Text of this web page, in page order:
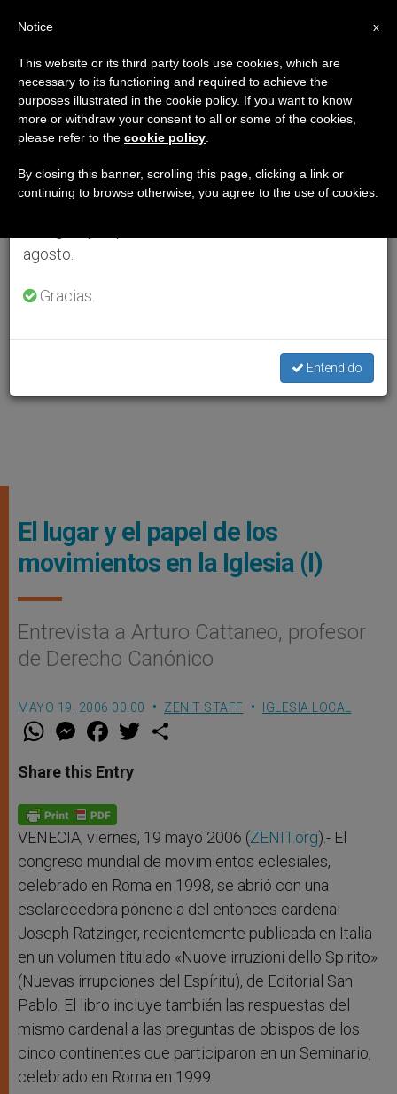
El lugar y el papel de los
movimientos en la Iglesia (I)
Entrevista a Arturo Cattaneo, profesor
de Derecho Canónico
MAYO 19, 2006 00:00 ZENIT STAFF IGLESIA LOCAL
W
t
s
p
p
M
e
s
e
g
e
r
F
a
e
b
o
k
w
Share this Entry
VENECIA, viernes, 19 mayo 2006 (ZENIT.org).- El
congreso mundial de movimientos eclesiales,
celebrado en Roma en 1998, se abrió con una
esclarecedora ponencia del entonces cardenal
Joseph Ratzinger, recientemente publicada en Italia
en un volumen titulado «Nuove irruzioni dello Spirito»
(Nuevas irrupciones del Espíritu), de Editorial San
Pablo. El libro incluye también las respuestas del
mismo cardenal a las preguntas de obispos de los
cinco continentes que participaron en un Seminario,
celebrado en Roma en 1999.
×
Aviso importante
Del 27 de julio al 7 de agosto haremos la pausa
anual, aprovechando que en el periodo de verano
se generan menos informaciones y también el
agosto.
Gracias.
Entendido
x
Notice
This website or its third party tools use cookies, which are
necessary to its functioning and required to achieve the
purposes illustrated in the cookie policy. If you want to know
more or withdraw your consent to all or some of the cookies,
please refer to the cookie policy
By closing this banner, scrolling this page, clicking a link or
continuing to browse otherwise, you agree to the use of cookies.